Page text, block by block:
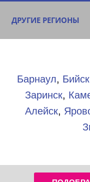
ДРУГИЕ РЕГИОНЫ
Барнаул, Бийск
Заринск,
Алейск,